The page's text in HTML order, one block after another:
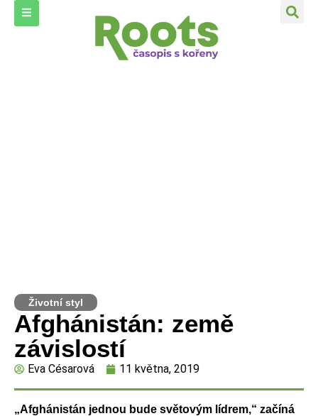
Životní styl
Afghánistán: země
závislostí
Eva Césarová 11 května, 2019
„Afghánistán jednou bude světovým lídrem,“ začíná